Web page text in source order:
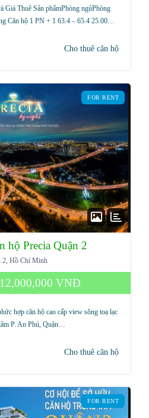
Giá Thuê Sản phẩmPhòng ngủPhòng
Căn hộ 1 PN + 1 63.4 – 65.4 25.00…
Cho thuê căn hộ
FOR RENT
hộ Precia Quận 2
2, Hồ Chí Minh
12,000,000 VNĐ
hợp căn hộ cao cấp view sông toạ lạc
P. An Phú, Quận…
Cho thuê căn hộ
FOR RENT